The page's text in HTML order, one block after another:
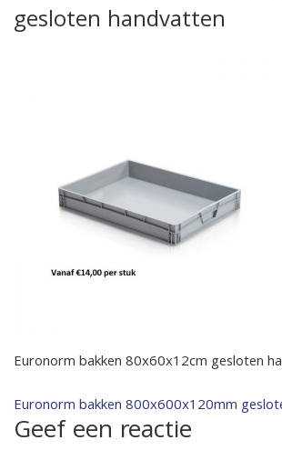
gesloten handvatten
Euronorm bakken 80x60x12cm gesloten
Bericht
navigatie
Euronorm bakken 800x600x120mm
Geef een reactie